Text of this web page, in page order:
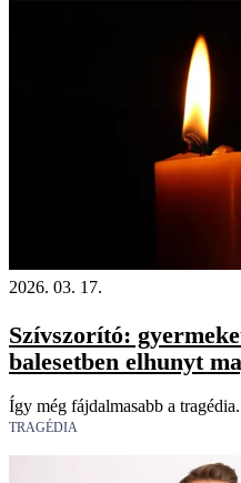
2026. 03. 17.
Szívszorító:
balesetben elhunyt
Így még fájdalmasabb a tragédia.
TRAGÉDIA